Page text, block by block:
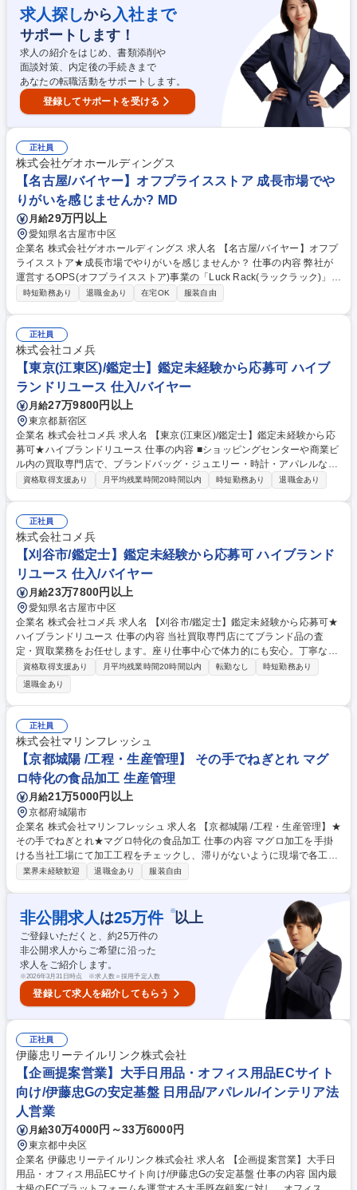
があり、座学やロールプレイング等、テキストを用いて仕事の基礎・スキ
ルを1から学べる教育・研修を用意しています！研修後も協力体制のも
と、店舗に立つためご安心ください。 募集職種 【刈谷市/鑑定士】鑑定未
経験から応募可★ハイブランドリユース
求人探しから 入社まで
サポートします！
求人の紹介をはじめ、書類添削や
面談対策、内定後の手続きまで
あなたの転職活動をサポートします。
登録してサポートを受ける
正社員
株式会社ゲオホールディングス
【名古屋/バイヤー】オフプライスストア 成長市場でや
りがいを感じませんか? MD
月給29万円以上
愛知県名古屋市中区
企業名 株式会社ゲオホールディングス 求人名 【名古屋/バイヤー】オフプ
ライスストア★成長市場でやりがいを感じませんか？ 仕事の内容 弊社が
運営するOPS(オフプライスストア)事業の「Luck Rack(ラックラック)」の
雑貨(※)部門のバイヤーをご担当いただきます。 ※雑貨：メンズ服飾、レ
合・オフ率・各アイテム毎のプライシング ■仕入進捗を鑑みた発注と計画
に沿った納期管理 募集職種 【名古屋/バイヤー】オフプライスストア★成
長市場でやりがいを感じませんか？
時短勤務あり 退職金あり 在宅OK 服装自由
正社員
株式会社コメ兵
【東京(江東区)/鑑定士】鑑定未経験から応募可 ハイブ
ランドリユース 仕入/バイヤー
月給27万9800円以上
東京都新宿区
企業名 株式会社コメ兵 求人名 【東京(江東区)/鑑定士】鑑定未経験から応
募可★ハイブランドリユース 仕事の内容 ■ショッピングセンターや商業ビ
ル内の買取専門店で、ブランドバッグ・ジュエリー・時計・アパレルなど
の査定・買取をお任せいたします。 ■バイヤーからコーポレート職まで、
ど、様々な品物の査定、買取をお願いします。業務を通してスキルアップ
が可能です。 【キャリアパスについて】商品センター/マーケティング/W
EB事業/教育/店舗開発/広報/人事/総務/経理/経営企画など、キャリアプラン
を実現するため、多彩なポジションへのキャリアチェンジが可能です。 募
集職種 【東京(江東区)/鑑定士】鑑定未経験から応募可★ハイブランドリユ
ース
資格取得支援あり 月平均残業時間20時間以内 時短勤務あり 退職金あり
正社員
株式会社コメ兵
【刈谷市/鑑定士】鑑定未経験から応募可 ハイブランド
リユース 仕入/バイヤー
月給23万7800円以上
愛知県名古屋市中区
企業名 株式会社コメ兵 求人名 【刈谷市/鑑定士】鑑定未経験から応募可★
ハイブランドリユース 仕事の内容 当社買取専門店にてブランド品の査
定・買取業務をお任せします。座り仕事中心で体力的にも安心。丁寧な研
修やAIの鑑定サポートがあり、未経験から一生モノの専門知識や接客スキ
ルが着実に身に付きます。 【仕事の流れ】■来店時の受付・接客対応 ■商
品の査定 ■査定金額の詳細説明 ■代金の支払/買取品のデータ入力 ■電話対
応（商品に関する問い合わせ） 【入社後】当社には、教育専門部署があ
り、座学やロールプレイング等、テキストを用いて仕事の基礎・スキルを
1から学べる教育・研修を用意しています！研修後も協力体制のもと、店
舗に立つためご安心ください。 募集職種 【刈谷市/鑑定士】鑑定未経験か
ら応募可★ハイブランドリユース
資格取得支援あり 月平均残業時間20時間以内 転勤なし
時短勤務あり
退職金あり
正社員
株式会社マリンフレッシュ
【京都城陽 /工程・生産管理】 その手でねぎとれ マグ
ロ特化の食品加工 生産管理
月給21万5000円以上
京都府城陽市
企業名 株式会社マリンフレッシュ 求人名 【京都城陽 /工程・生産管理】★
その手でねぎとれ★マグロ特化の食品加工 仕事の内容 マグロ加工を手掛
ける当社工場にて加工工程をチェックし、滞りがないように現場で各工程
の人員配置や管理を行うお仕事です。入社直後は、各工程の動きやマグロ
～梱包まで複数の工程があります。工場の各工程ごとに細かく人員が分か
れており、その日の原料の状態や工程の進捗に応じて適切な人員配置、生
産管理、工程改善を行います。最初は特定の工程管理をお任せしますが
徐々に工場全体の管理をお任せします。やる気や成果を正当に評価するた
め、役職に就ける可能性も十分にあります。 【取り扱い製品】鮪加工食品
各種：鮪たたき、鮪切り落とし等 募集職種 【京都城陽 /工程・生産管理】
★その手でねぎとれ★マグロ特化の食品加工
業界未経験歓迎 退職金あり 服装自由
非公開求人 は25万件 ※以上
ご登録いただくと、約25万件の
非公開求人からご希望に沿った
求人をご紹介します。
※2026年3月31日時点 ※求人数＝採用予定人数
登録して求人を紹介してもらう
正社員
伊藤忠リーテイルリンク株式会社
【企画提案営業】大手日用品・オフィス用品ECサイト
向け/伊藤忠Gの安定基盤 日用品/アパレル/インテリア法
人営業
月給30万4000円～33万6000円
東京都中央区
企業名 伊藤忠リーテイルリンク株式会社 求人名 【企画提案営業】大手日
用品・オフィス用品ECサイト向け/伊藤忠Gの安定基盤 仕事の内容 国内最